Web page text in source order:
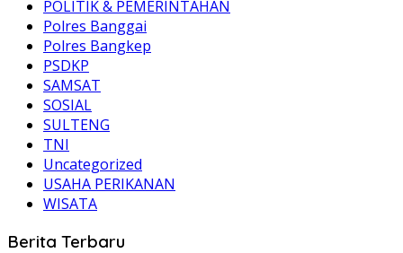
POLITIK & PEMERINTAHAN
Polres Banggai
Polres Bangkep
PSDKP
SAMSAT
SOSIAL
SULTENG
TNI
Uncategorized
USAHA PERIKANAN
WISATA
Berita Terbaru